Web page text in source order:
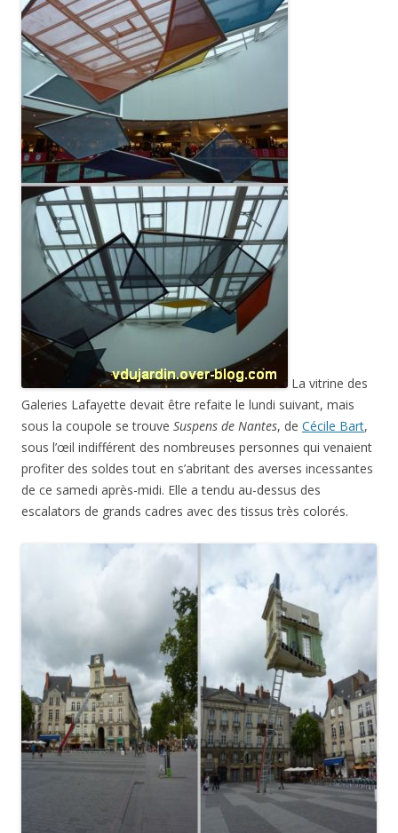
La vitrine des
Galeries Lafayette devait être refaite le lundi suivant, mais
sous la coupole se trouve Suspens de Nantes, de Cécile Bart,
sous l’œil indifférent des nombreuses personnes qui venaient
profiter des soldes tout en s’abritant des averses incessantes
de ce samedi après-midi. Elle a tendu au-dessus des
escalators de grands cadres avec des tissus très colorés.